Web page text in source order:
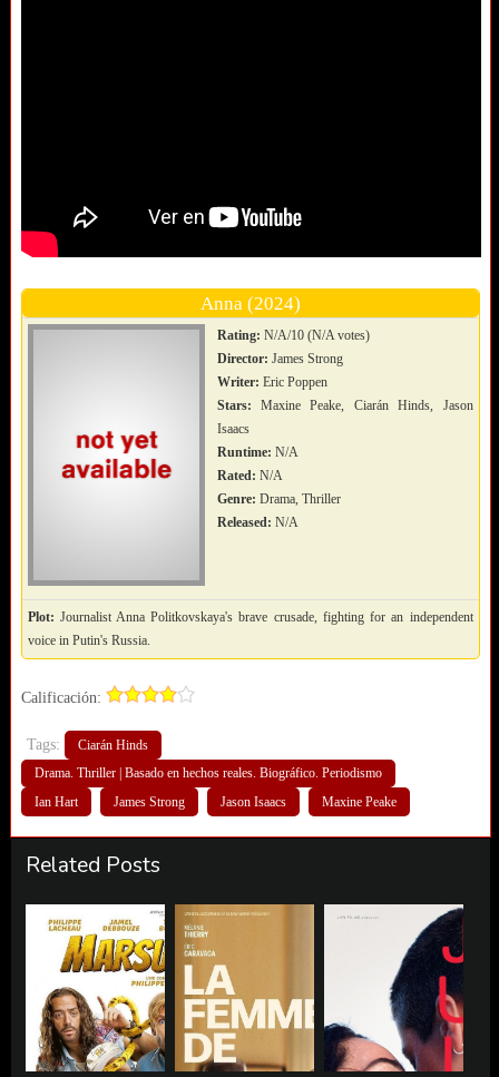
Anna (2024)
Rating: N/A/10 (N/A votes)
Director: James Strong
Writer: Eric Poppen
Stars: Maxine Peake, Ciarán Hinds, Jason
Isaacs
Runtime: N/A
Rated: N/A
Genre: Drama, Thriller
Released: N/A
Plot: Journalist Anna Politkovskaya's brave crusade, fighting for an independent
voice in Putin's Russia.
Calificación:
Tags:
Ciarán Hinds
Drama. Thriller | Basado en hechos reales. Biográfico. Periodismo
Ian Hart
James Strong Jason Isaacs Maxine Peake
Related Posts